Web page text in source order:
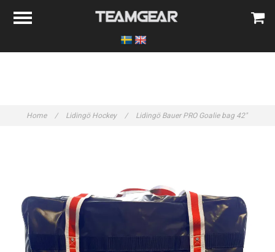
Home / Lidingö Hockey / Lidingö Bauer PRO Goalie bag 42"